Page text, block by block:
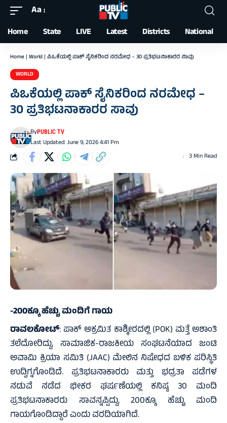
Font
Resizer
Aa
Home State LIVE Latest Districts National
Home | World | ಪಿಒಕೆಯಲ್ಲಿ ಪಾಕ್‌ ಸೈನಿಕರಿಂದ ನರಮೇಧ – 30 ಪ್ರತಿಭಟನಾಕಾರರ ಸಾವು
WORLD
ಪಿಒಕೆಯಲ್ಲಿ ಪಾಕ್‌ ಸೈನಿಕರಿಂದ ನರಮೇಧ –
30 ಪ್ರತಿಭಟನಾಕಾರರ ಸಾವು
Last Updated: June 9, 2026 4:41 Pm
ByPUBLIC TV
3 Min Read
-200ಕ್ಕೂ ಹೆಚ್ಚು ಮಂದಿಗೆ ಗಾಯ
ರಾವಲಕೋಟ್: ಪಾಕ್ ಆಕ್ರಮಿತ ಕಾಶ್ಮೀರದಲ್ಲಿ (POK) ಮತ್ತೆ ಅಶಾಂತಿ
ತಲೆದೋರಿದ್ದು, ಸಾಮಾಜಿಕ-ರಾಜಕೀಯ ಸಂಘಟನೆಯಾದ ಜಂಟಿ
ಅವಾಮಿ ಕ್ರಿಯಾ ಸಮಿತಿ (JAAC) ಮೇಲಿನ ನಿಷೇಧದ ಬಳಿಕ ಪರಿಸ್ಥಿತಿ
ಉದ್ವಿಗ್ನಗೊಂಡಿದೆ. ಪ್ರತಿಭಟನಾಕಾರರು ಮತ್ತು ಭದ್ರತಾ ಪಡೆಗಳ
ನಡುವೆ ನಡೆದ ಭೀಕರ ಘರ್ಷಣೆಯಲ್ಲಿ ಕನಿಷ್ಠ 30 ಮಂದಿ
ಪ್ರತಿಭಟನಾಕಾರರು ಸಾವನ್ನಪ್ಪಿದ್ದು, 200ಕ್ಕೂ ಹೆಚ್ಚು ಮಂದಿ
ಗಾಯಗೊಂಡಿದ್ದಾರೆ ಎಂದು ವರದಿಯಾಗಿದೆ.